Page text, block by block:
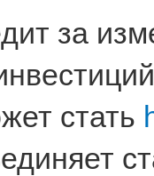
за
стать